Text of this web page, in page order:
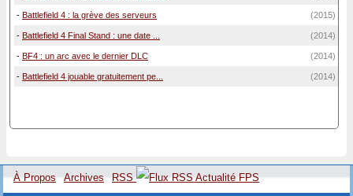
- Battlefield 4 : la grève des serveurs (2015)
- Battlefield 4 Final Stand : une date ... (2014)
- BF4 : un arc avec le dernier DLC (2014)
- Battlefield 4 jouable gratuitement pe... (2014)
À Propos Archives RSS